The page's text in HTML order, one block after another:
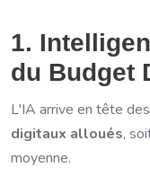
1.
du Budget
L'IA arrive en tête
digitaux alloués,
moyenne.